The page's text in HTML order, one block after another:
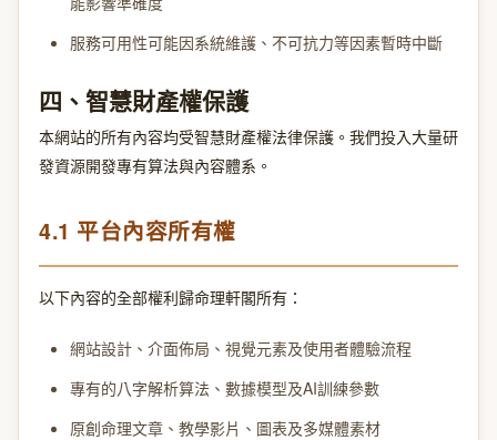
服務可用性可能因系統維護、不可抗力等因素暫時中斷
四、智慧財產權保護
本網站的所有內容均受智慧財產權法律保護。我們投入大量研
發資源開發專有算法與內容體系。
4.1 平台內容所有權
以下內容的全部權利歸命理軒閣所有：
網站設計、介面佈局、視覺元素及使用者體驗流程
專有的八字解析算法、數據模型及AI訓練參數
原創命理文章、教學影片、圖表及多媒體素材